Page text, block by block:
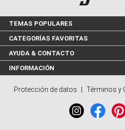
TEMAS POPULARES
CATEGORÍAS FAVORITAS
AYUDA & CONTACTO
INFORMACIÓN
Protección de datos Términos y